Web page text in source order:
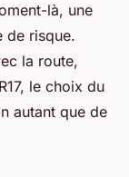
là, une
de risque.
la route,
le choix du
autant que de